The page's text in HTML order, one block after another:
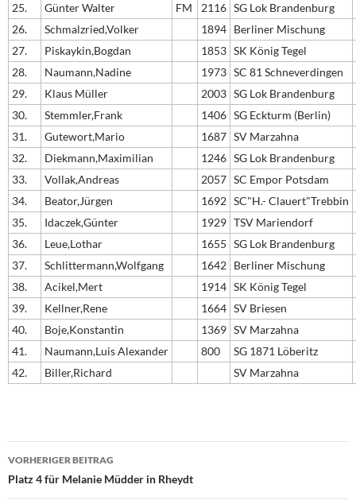
25.
Günter Walter FM 2116 SG Lok Brandenburg
26.
Schmalzried,Volker 1894 Berliner Mischung
27.
Piskaykin,Bogdan 1853 SK König Tegel
28.
Naumann,Nadine 1973 SC 81 Schneverdingen
29.
Klaus Müller 2003 SG Lok Brandenburg
30.
Stemmler,Frank 1406 SG Eckturm (Berlin)
31.
Gutewort,Mario 1687 SV Marzahna
32.
Diekmann,Maximilian 1246 SG Lok Brandenburg
33.
Vollak,Andreas 2057 SC Empor Potsdam
34.
Beator,Jürgen 1692 SC"H.- Clauert"Trebbin
35.
Idaczek,Günter 1929 TSV Mariendorf
36.
Leue,Lothar 1655 SG Lok Brandenburg
37.
Schlittermann,Wolfgang 1642 Berliner Mischung
38.
Acikel,Mert 1914 SK König Tegel
39.
Kellner,Rene 1664 SV Briesen
40.
Boje,Konstantin 1369 SV Marzahna
41.
Naumann,Luis Alexander 800
SG 1871 Löberitz
42.
Biller,Richard SV Marzahna
Beitragsnavigation
VORHERIGER BEITRAG
Platz 4 für Melanie Müdder in Rheydt